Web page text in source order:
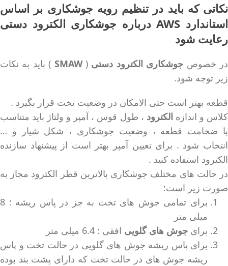
نکاتی که باید در تنظیم رویه جوشکاری بر اساس
استاندارد AWS درباره جوشکاری الکترود دستی
رعایت شود
در خصوص جوشکاری الکترود دستی (
SMAW ) باید به نکات
زیر توجه شود.
قطعه بهتر است حتی الامکان در وضعیت تخت قرار بگیرد .
کلاس و اندازه الکترود ، طول قوس ، آمپر و ولتاژ باید متناسب
با ضخامت قطعه ، وضعیت جوشکاری ، شکل شیار و …
انتخاب شود . برای تعیین آمپر بهتر است از پیشنهاد سازنده
الکترود استفاده کنید .
در حالت های مختلف جوشکاری بالاترین قطر الکترود مجاز به
صورت زیر است:
برای تمامی جوش های تخت به جز در پاس ریشه : 8
میلی متر
برای جوش های گلویی افقی : 6.4 میلی متر
برای پاس ریشه جوش های گلویی در حالت تخت و پاس
ریشه جوش های در حالت تخت که دارای پشت بند بوده